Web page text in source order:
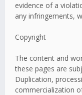
evidence of a
any infringements,
Copyright
The content and
these pages are
Duplication,
commercialization